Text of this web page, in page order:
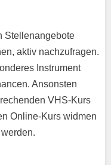
Stellenangebote
aktiv nachzufragen.
Instrument
Ansonsten
VHS-Kurs
Online-Kurs widmen